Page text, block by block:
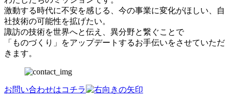
激動する時代に不安を感じる、今の事業に変化がほしい、自
社技術の可能性を拡げたい。
諏訪の技術を世界へと伝え、異分野と繋ぐことで
「ものづくり」をアップデートするお手伝いをさせていただ
きます。
お問い合わせはコチラ